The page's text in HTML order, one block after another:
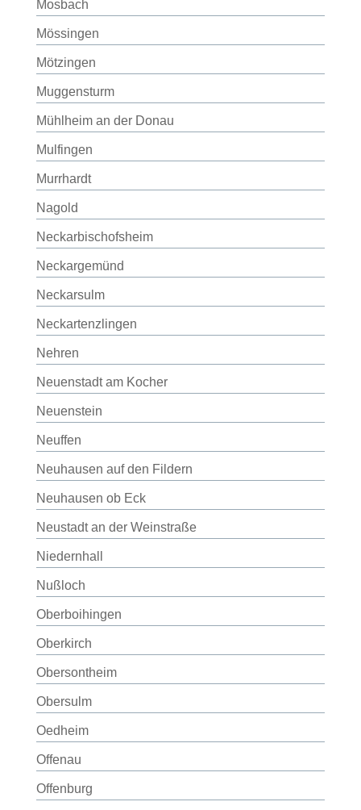
Mosbach
Mössingen
Mötzingen
Muggensturm
Mühlheim an der Donau
Mulfingen
Murrhardt
Nagold
Neckarbischofsheim
Neckargemünd
Neckarsulm
Neckartenzlingen
Nehren
Neuenstadt am Kocher
Neuenstein
Neuffen
Neuhausen auf den Fildern
Neuhausen ob Eck
Neustadt an der Weinstraße
Niedernhall
Nußloch
Oberboihingen
Oberkirch
Obersontheim
Obersulm
Oedheim
Offenau
Offenburg